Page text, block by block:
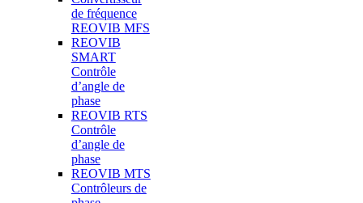
de fréquence
REOVIB MFS
REOVIB
SMART
Contrôle
d’angle de
phase
REOVIB RTS
Contrôle
d’angle de
phase
REOVIB MTS
Contrôleurs de